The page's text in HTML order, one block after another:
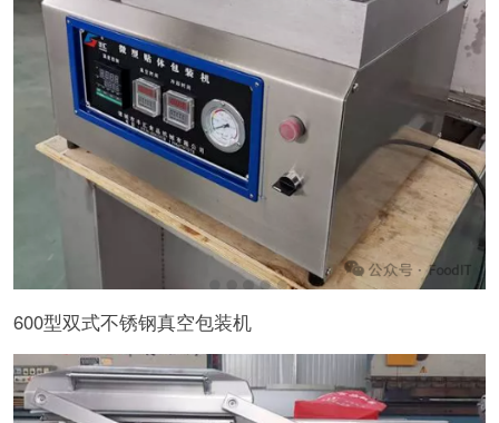
600型双式不锈钢真空包装机